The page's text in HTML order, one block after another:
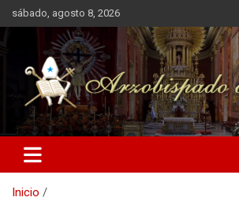
Saltar
al
contenido
sábado, agosto 8, 2026
Arzobispado de Salta
Arzobispado de Salta
Inicio